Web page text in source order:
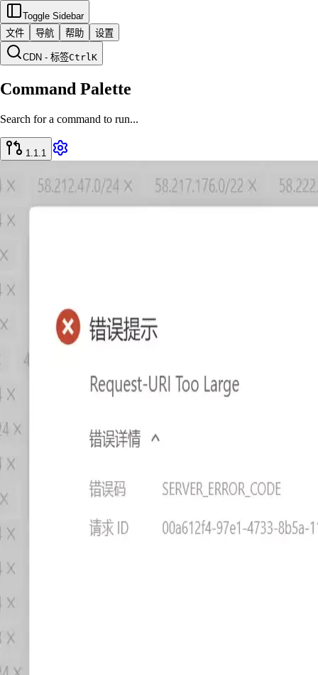
Toggle Sidebar
文件
导航 帮助 设置
CDN - 标签CtrlK
Command Palette
Search for a command to run...
1.1.1